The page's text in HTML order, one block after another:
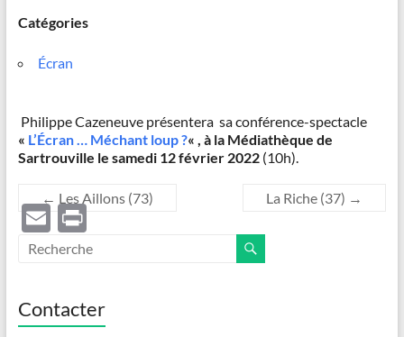
Catégories
Écran
Philippe Cazeneuve présentera sa conférence-spectacle
« L’Écran … Méchant loup ?« , à la Médiathèque de
Sartrouville le samedi 12 février 2022(10h).
E
m
P
ri
← Les Aillons (73) La Riche (37) →
Contacter